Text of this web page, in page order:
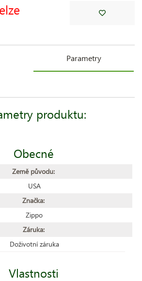
Parametry
produktu:
Obecné
Země původu:
USA
Značka:
Zippo
Záruka:
Doživotní záruka
Vlastnosti